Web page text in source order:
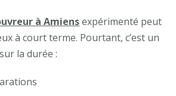
à Amiensexpérimenté peut
à court terme. Pourtant, c’est un
la durée :